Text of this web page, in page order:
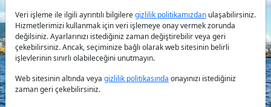
Previous
Veri işleme ile ilgili ayrıntılı bilgileregizlilik politikamızdan ulaşabilirsiniz.
Hizmetlerimizi kullanmak için veri işlemeye onay vermek zorunda
değilsiniz. Ayarlarınızı istediğiniz zaman değiştirebilir veya geri
çekebilirsiniz. Ancak, seçiminize bağlı olarak web sitesinin belirli
işlevlerinin sınırlı olabileceğini unutmayın.
Web sitesinin altında veya gizlilik politikasında onayınızı istediğiniz
zaman geri çekebilirsiniz.